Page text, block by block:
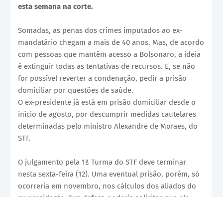
esta semana na corte.
Somadas, as penas dos crimes imputados ao ex-
mandatário chegam a mais de 40 anos. Mas, de acordo
com pessoas que mantêm acesso a Bolsonaro, a ideia
é extinguir todas as tentativas de recursos. E, se não
for possível reverter a condenação, pedir a prisão
domiciliar por questões de saúde.
O ex-presidente já está em prisão domiciliar desde o
início de agosto, por descumprir medidas cautelares
determinadas pelo ministro Alexandre de Moraes, do
STF.
O julgamento pela 1ª Turma do STF deve terminar
nesta sexta-feira (12). Uma eventual prisão, porém, só
ocorreria em novembro, nos cálculos dos aliados do